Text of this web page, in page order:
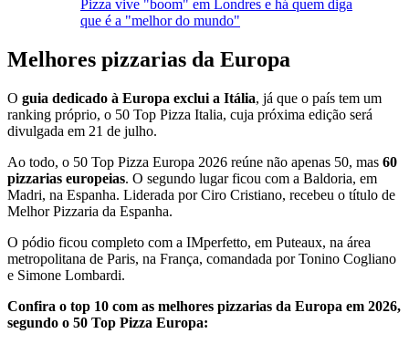
Pizza vive "boom" em Londres e há quem diga
que é a "melhor do mundo"
Melhores pizzarias da Europa
O guia dedicado à Europa exclui a Itália, já que o país tem um
ranking próprio, o 50 Top Pizza Italia, cuja próxima edição será
divulgada em 21 de julho.
Ao todo, o 50 Top Pizza Europa 2026 reúne não apenas 50, mas 60
pizzarias europeias. O segundo lugar ficou com a Baldoria, em
Madri, na Espanha. Liderada por Ciro Cristiano, recebeu o título de
Melhor Pizzaria da Espanha.
O pódio ficou completo com a IMperfetto, em Puteaux, na área
metropolitana de Paris, na França, comandada por Tonino Cogliano
e Simone Lombardi.
Confira o top 10 com as melhores pizzarias da Europa em 2026,
segundo o 50 Top Pizza Europa: